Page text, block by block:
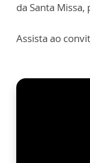
da Santa
Assista ao